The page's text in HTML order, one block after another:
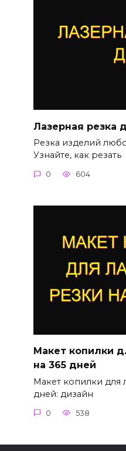
Лазерная резка
Резка изделий
Узнайте, как резать
0 604
Макет копилки
на 365 дней
Макет копилки для
дней: дизайн
0 538